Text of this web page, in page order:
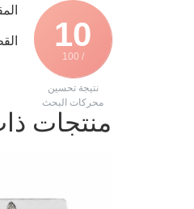
10
/ 100
نتيجة تحسين
محركات البحث
منتجات